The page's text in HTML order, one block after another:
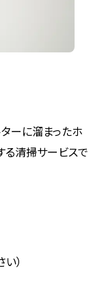
ーに溜まったホ
る清掃サービスで
）